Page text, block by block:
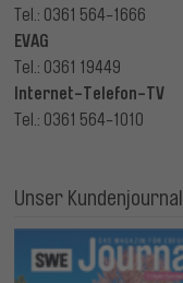
Tel.: 0361 564-1666
EVAG
Tel.: 0361 19449
Internet-Telefon-TV
Tel.: 0361 564-1010
Unser Kundenjournal